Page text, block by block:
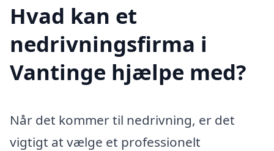
Hvad kan et
nedrivningsfirma i
Vantinge hjælpe med?
Når det kommer til nedrivning, er det
vigtigt at vælge et professionelt